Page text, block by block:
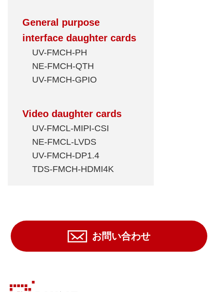
General purpose
interface daughter cards
UV-FMCH-PH
NE-FMCH-QTH
UV-FMCH-GPIO
Video daughter cards
UV-FMCL-MIPI-CSI
NE-FMCL-LVDS
UV-FMCH-DP1.4
TDS-FMCH-HDMI4K
お問い合わせ